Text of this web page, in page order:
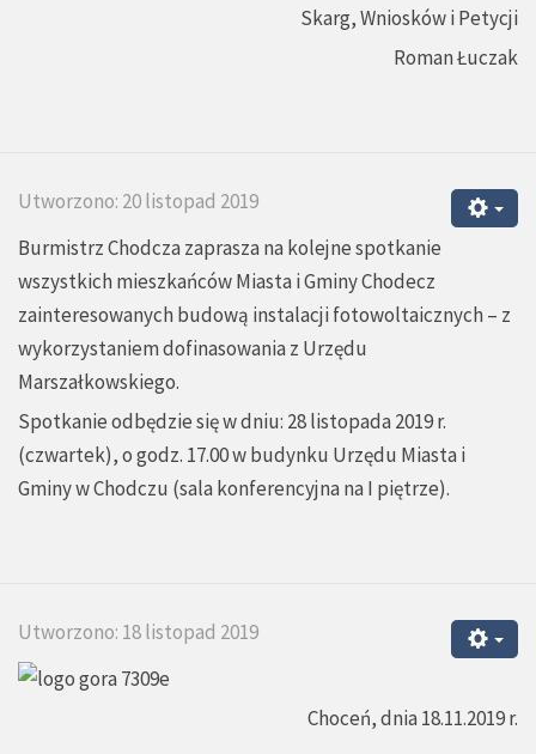
Skarg, Wniosków i Petycji
Roman Łuczak
Utworzono: 20 listopad 2019
Burmistrz Chodcza zaprasza na kolejne spotkanie
wszystkich mieszkańców Miasta i Gminy Chodecz
zainteresowanych budową instalacji fotowoltaicznych – z
wykorzystaniem dofinasowania z Urzędu
Marszałkowskiego.
Spotkanie odbędzie się w dniu: 28 listopada 2019 r.
(czwartek), o godz. 17.00 w budynku Urzędu Miasta i
Gminy w Chodczu (sala konferencyjna na I piętrze).
Utworzono: 18 listopad 2019
Choceń, dnia 18.11.2019 r.